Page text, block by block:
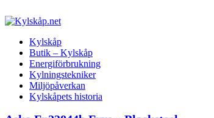
Kylskåp
Butik – Kylskåp
Energiförbrukning
Kylningstekniker
Miljöpåverkan
Kylskåpets historia